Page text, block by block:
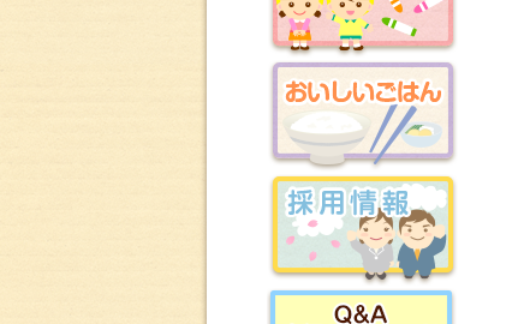
園での様子
おいしいごはん
採用情報